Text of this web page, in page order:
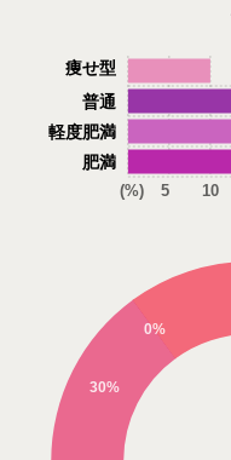
肥満
軽度肥満
普通
痩せ型
(%) 5 10
30%
0%